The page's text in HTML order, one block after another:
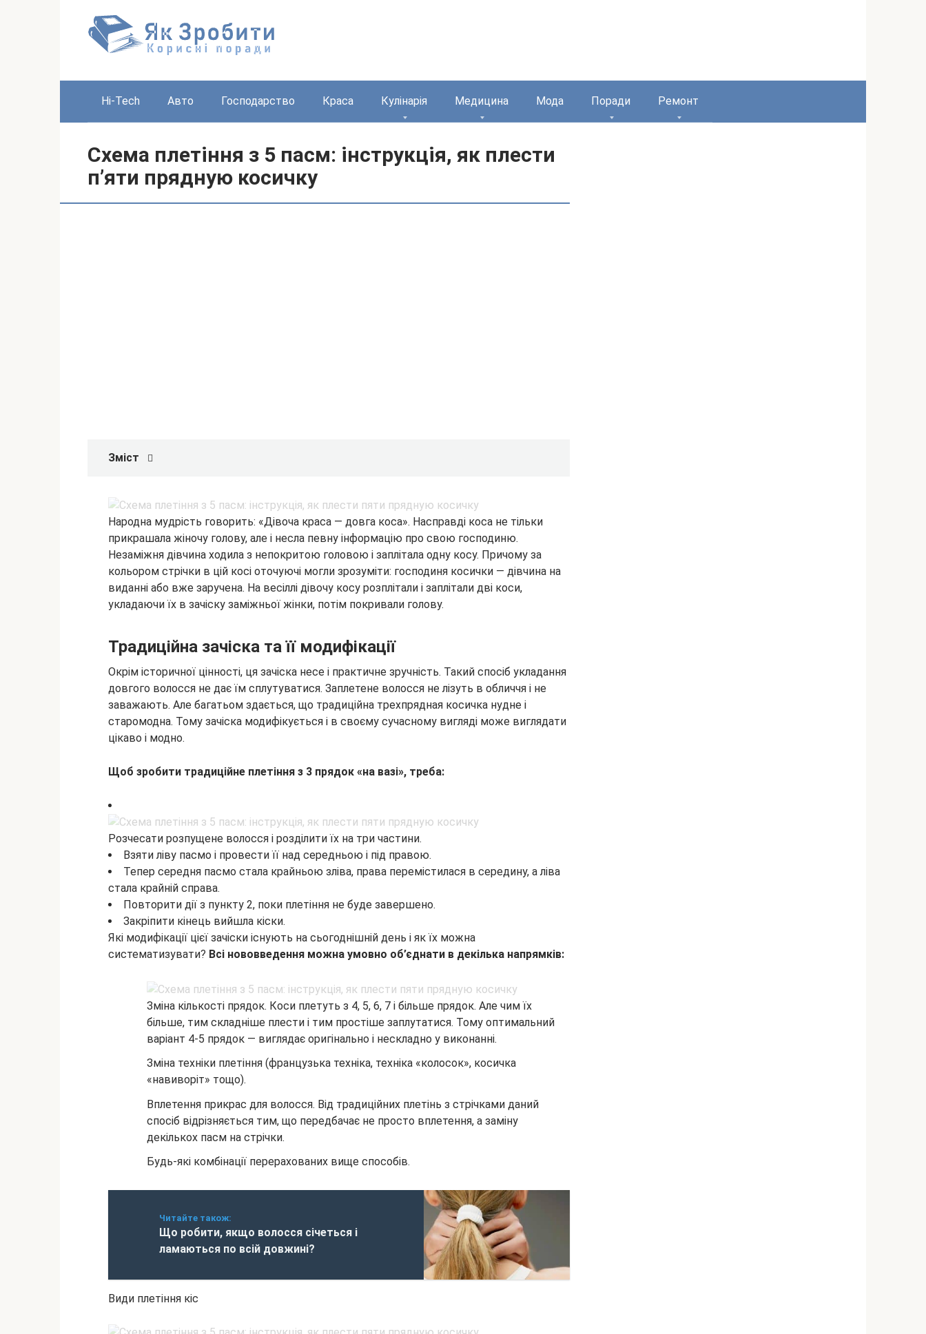
Hi-Tech Авто Господарство Краса Кулінарія Медицина Мода Поради Ремонт
Схема плетіння з 5 пасм: інструкція, як плести
п’яти прядную косичку
Зміст
Народна мудрість говорить: «Дівоча краса — довга коса». Насправді коса не тільки
прикрашала жіночу голову, але і несла певну інформацію про свою господиню.
Незаміжня дівчина ходила з непокритою головою і заплітала одну косу. Причому за
кольором стрічки в цій косі оточуючі могли зрозуміти: господиня косички — дівчина на
виданні або вже заручена. На весіллі дівочу косу розплітали і заплітали дві коси,
укладаючи їх в зачіску заміжньої жінки, потім покривали голову.
Традиційна зачіска та її модифікації
Окрім історичної цінності, ця зачіска несе і практичне зручність. Такий спосіб укладання
довгого волосся не дає їм сплутуватися. Заплетене волосся не лізуть в обличчя і не
заважають. Але багатьом здається, що традиційна трехпрядная косичка нудне і
старомодна. Тому зачіска модифікується і в своєму сучасному вигляді може виглядати
цікаво і модно.
Щоб зробити традиційне плетіння з 3 прядок «на вазі», треба:
Розчесати розпущене волосся і розділити їх на три частини.
Взяти ліву пасмо і провести її над середньою і під правою.
Тепер середня пасмо стала крайньою зліва, права перемістилася в середину, а ліва
стала крайній справа.
Повторити дії з пункту 2, поки плетіння не буде завершено.
Закріпити кінець вийшла кіски.
Які модифікації цієї зачіски існують на сьогоднішній день і як їх можна
систематизувати? Всі нововведення можна умовно об’єднати в декілька напрямків:
Зміна кількості прядок. Коси плетуть з 4, 5, 6, 7 і більше прядок. Але чим їх
більше, тим складніше плести і тим простіше заплутатися. Тому оптимальний
варіант 4-5 прядок — виглядає оригінально і нескладно у виконанні.
Зміна техніки плетіння (французька техніка, техніка «колосок», косичка
«навиворіт» тощо).
Вплетення прикрас для волосся. Від традиційних плетінь з стрічками даний
спосіб відрізняється тим, що передбачає не просто вплетення, а заміну
декількох пасм на стрічки.
Будь-які комбінації перерахованих вище способів.
Читайте також:
Що робити, якщо волосся січеться і
ламаються по всій довжині?
Види плетіння кіс